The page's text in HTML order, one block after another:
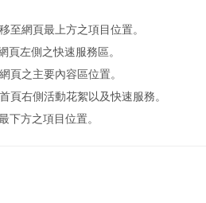
至網頁最上方之項目位置。
頁左側之快速服務區。
頁之主要內容區位置。
頁右側活動花絮以及快速服務。
下方之項目位置。